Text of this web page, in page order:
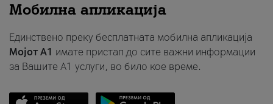
Мобилна апликација
Единствено преку бесплатната мобилна апликација
Мојот A1 имате пристап до сите важни информации
за Вашите A1 услуги, во било кое време.